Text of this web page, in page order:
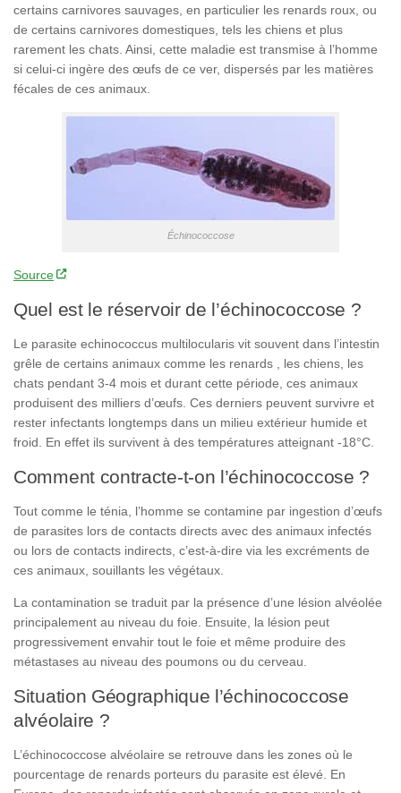
certains carnivores sauvages, en particulier les renards roux, ou
de certains carnivores domestiques, tels les chiens et plus
rarement les chats. Ainsi, cette maladie est transmise à l’homme
si celui-ci ingère des œufs de ce ver, dispersés par les matières
fécales de ces animaux.
Échinococcose
Source
Quel est le réservoir de l’échinococcose ?
Le parasite echinococcus multilocularis vit souvent dans l’intestin
grêle de certains animaux comme les renards , les chiens, les
chats pendant 3-4 mois et durant cette période, ces animaux
produisent des milliers d’œufs. Ces derniers peuvent survivre et
rester infectants longtemps dans un milieu extérieur humide et
froid. En effet ils survivent à des températures atteignant -18°C.
Comment contracte-t-on l’échinococcose ?
Tout comme le ténia, l’homme se contamine par ingestion d’œufs
de parasites lors de contacts directs avec des animaux infectés
ou lors de contacts indirects, c’est-à-dire via les excréments de
ces animaux, souillants les végétaux.
La contamination se traduit par la présence d’une lésion alvéolée
principalement au niveau du foie. Ensuite, la lésion peut
progressivement envahir tout le foie et même produire des
métastases au niveau des poumons ou du cerveau.
Situation Géographique l’échinococcose
alvéolaire ?
L’échinococcose alvéolaire se retrouve dans les zones où le
pourcentage de renards porteurs du parasite est élevé. En